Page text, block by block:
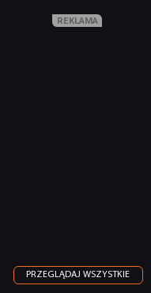
PRZEGLĄDAJ WSZYSTKIE